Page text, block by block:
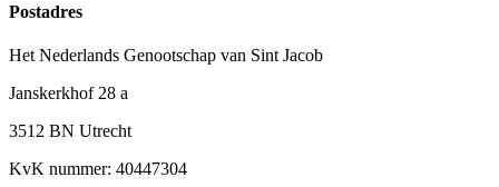
Postadres
Het Nederlands Genootschap van Sint Jacob
Janskerkhof 28 a
3512 BN Utrecht
KvK nummer: 40447304